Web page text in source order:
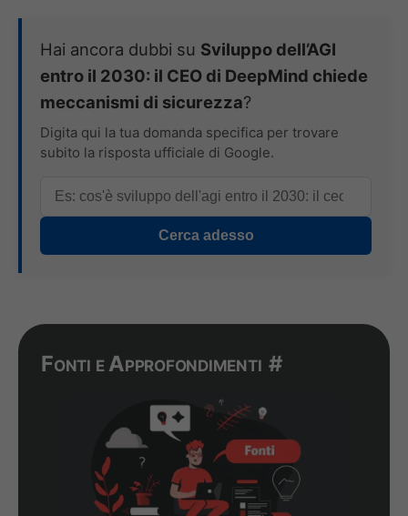
Hai ancora dubbi su Sviluppo dell’AGI
entro il 2030: il CEO di DeepMind chiede
meccanismi di sicurezza?
Digita qui la tua domanda specifica per trovare
subito la risposta ufficiale di Google.
Cerca adesso
Fonti e Approfondimenti #